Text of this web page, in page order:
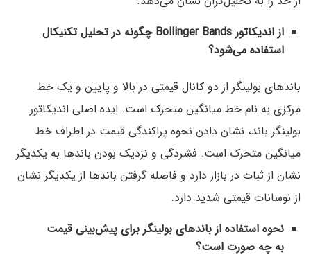
از اندیکاتور Bollinger Bands چگونه در تحلیل تکنیکال
استفاده می‌شود؟
باندهای بولینگر از دو کانال قیمتی در بالا و پایین و یک خط
مرکزی به نام خط میانگین متحرک است. ایده اصلی اندیکاتور
بولینگر باند، نشان دادن نحوه پراکندگی قیمت در اطراف خط
میانگین متحرک است. فشردگی و نزدیک بودن باندها به یکدیگر
نشان از ثبات در بازار دارد و فاصله گرفتن باندها از یکدیگر نشان
از نوسانات قیمتی شدید دارد.
نحوه استفاده از باندهای بولینگر برای پیش‌بینی قیمت
به چه صورت است؟